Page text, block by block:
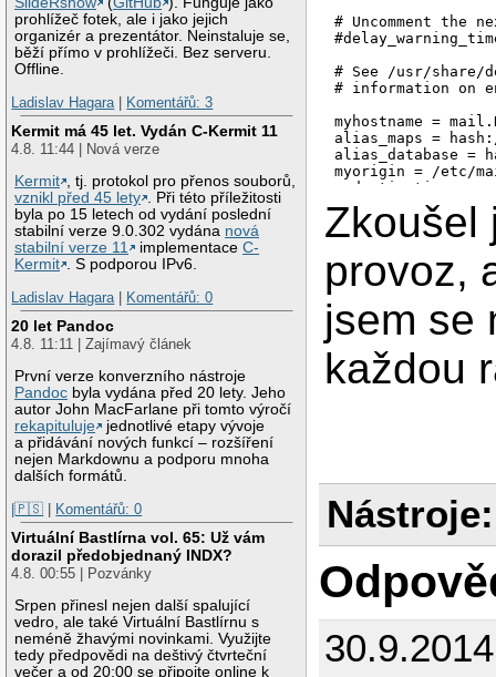
prohlížeč fotek, ale i jako jejich
organizér a prezentátor. Neinstaluje se,
běží přímo v prohlížeči. Bez serveru.
Offline.
Ladislav Hagara | Komentářů: 3
Kermit má 45 let. Vydán C-Kermit 11
4.8. 11:44 | Nová verze
Kermit , tj. protokol pro přenos souborů,
vznikl před 45 lety . Při této příležitosti
byla po 15 letech od vydání poslední
stabilní verze 9.0.302 vydána nová
stabilní verze 11
implementaceC-
Kermit . S podporou IPv6.
Ladislav Hagara | Komentářů: 0
20 let Pandoc
4.8. 11:11 | Zajímavý článek
První verze konverzního nástroje
Pandoc byla vydána před 20 lety. Jeho
autor John MacFarlane při tomto výročí
rekapituluje
jednotlivé etapy vývoje
a přidávání nových funkcí – rozšíření
nejen Markdownu a podporu mnoha
dalších formátů.
|🇵🇸 | Komentářů: 0
Virtuální Bastlírna vol. 65: Už vám
dorazil předobjednaný INDX?
4.8. 00:55 | Pozvánky
Srpen přinesl nejen další spalující
vedro, ale také Virtuální Bastlírnu s
neméně žhavými novinkami. Využijte
tedy předpovědi na deštivý čtvrteční
večer a od 20:00 se připojte online k
# Uncomment the
# See /usr/share/
# information on
myhostname =
alias_maps =
alias_database =
myorigin = /etc/
mydestination =
relayhost =
mynetworks =
mailbox_command
message_size_limit
inet_protocols =
smtp_use_tls = yes
smtpd_tls_CAfile
Zkoušel
provoz,
jsem se
každou
Nástroje: